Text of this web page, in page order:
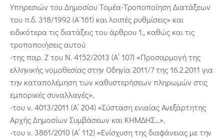
Υπηρεσιών του Δημοσίου Τομέα-Τροποποίηση Διατάξεων
του π.δ. 318/1992 (Α΄161) και λοιπές ρυθμίσεις» και
ειδικότερα τις διατάξεις του άρθρου 1,, καθώς και τις
τροποποιήσεις αυτού
-της παρ. Ζ του Ν. 4152/2013 (Α’ 107) «Προσαρμογή της
ελληνικής νομοθεσίας στην Οδηγία 2011/7 της 16.2.2011 για
την καταπολέμηση των καθυστερήσεων πληρωμών στις
εμπορικές συναλλαγές»,
-του ν. 4013/2011 (Α’ 204) «Σύσταση ενιαίας Ανεξάρτητης
Αρχής Δημοσίων Συμβάσεων και ΚΗΜΔΗΣ…»,
-του ν. 3861/2010 (Α’ 112) «Ενίσχυση της διαφάνειας με την